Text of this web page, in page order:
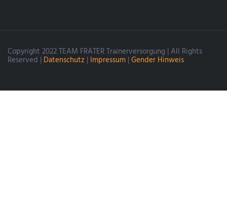
Copyright 2022 TEAM FRATER Trainerversorgung | All Rights
Reserved | Datenschutz | Impressum | Gender Hinweis